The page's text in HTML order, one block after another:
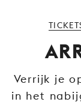
Verrijk je
in het